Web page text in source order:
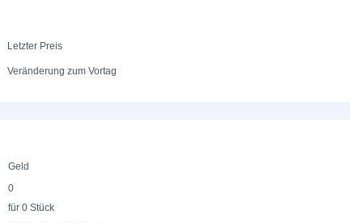
Letzter Preis
Veränderung zum Vortag
Geld
0
für 0 Stück